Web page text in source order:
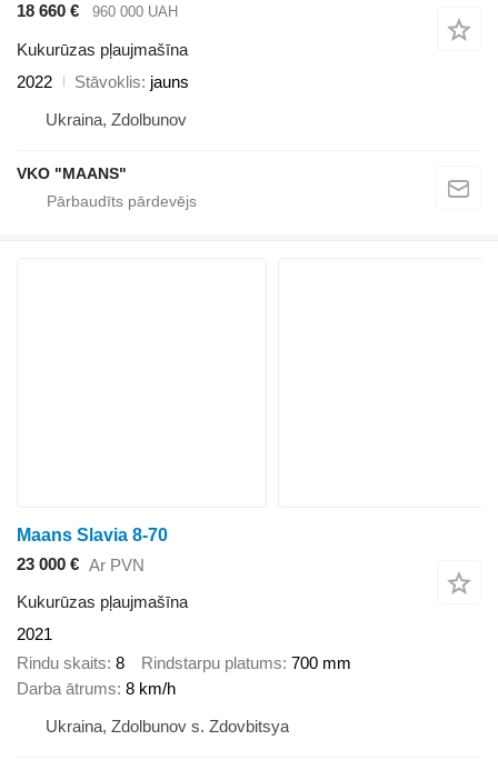
18 660 €
960 000 UAH
Kukurūzas pļaujmašīna
2022
Stāvoklis jauns
Ukraina, Zdolbunov
VKO "MAANS"
Maans Slavia 8-70
23 000 € Ar PVN
Kukurūzas pļaujmašīna
2021
Rindu skaits 8 Rindstarpu platums 700 mm
Darba ātrums 8 km/h
Ukraina, Zdolbunov s. Zdovbitsya